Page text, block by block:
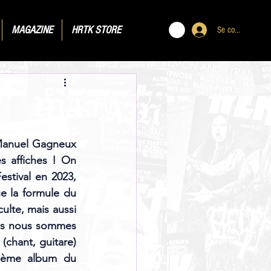
Se connecter
MAGAZINE HRTK STORE
Gagneux
affiches ! On
en 2023,
la formule du
mais aussi
nous sommes
guitare)
album du